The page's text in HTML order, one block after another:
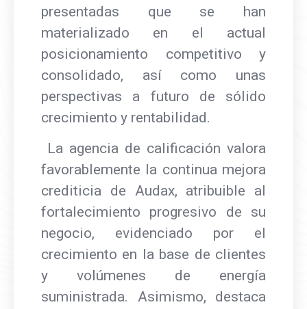
presentadas que se han
materializado en el actual
posicionamiento competitivo y
consolidado, así como unas
perspectivas a futuro de sólido
crecimiento y rentabilidad.
La agencia de calificación valora
favorablemente la continua mejora
crediticia de Audax, atribuible al
fortalecimiento progresivo de su
negocio, evidenciado por el
crecimiento en la base de clientes
y volúmenes de energía
suministrada. Asimismo, destaca